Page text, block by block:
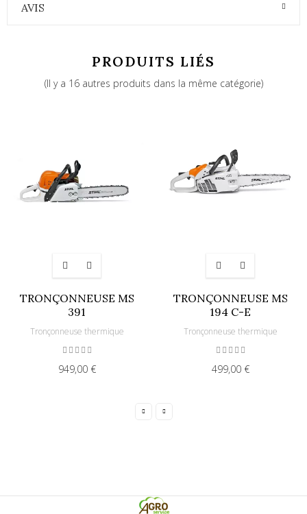
AVIS
PRODUITS LIÉS
(Il y a 16 autres produits dans la même catégorie)
TRONÇONNEUSE MS
391
Tronçonneuse thermique
949,00 €
TRONÇONNEUSE MS
194 C-E
Tronçonneuse thermique
499,00 €